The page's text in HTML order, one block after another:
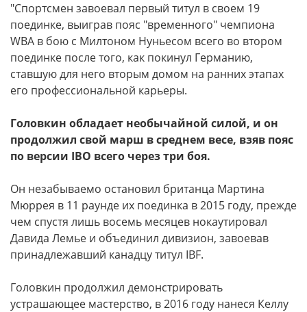
"Спортсмен завоевал первый титул в своем 19
поединке, выиграв пояс "временного" чемпиона
WBA в бою с Милтоном Нуньесом всего во втором
поединке после того, как покинул Германию,
ставшую для него вторым домом на ранних этапах
его профессиональной карьеры.
Головкин обладает необычайной силой, и он
продолжил свой марш в среднем весе, взяв пояс
по версии IBO всего через три боя.
Он незабываемо остановил британца Мартина
Мюррея в 11 раунде их поединка в 2015 году, прежде
чем спустя лишь восемь месяцев нокаутировал
Давида Лемье и объединил дивизион, завоевав
принадлежавший канадцу титул IBF.
Головкин продолжил демонстрировать
устрашающее мастерство, в 2016 году нанеся Келлу